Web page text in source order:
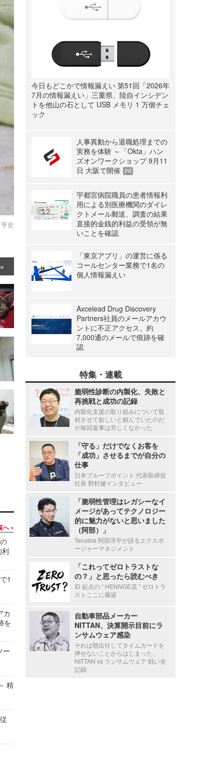
史
へ
1
カ
を
ー
精
今日もどこかで情報漏えい 第51回「2026年
7月の情報漏えい」三重県、陸自インシデン
トを他山の石として USB メモリ 1 万個チェ
ック
人事異動から退職処理までの
実務を体験 ～「Okta」ハン
ズオンワークショップ 9月11
日 大阪で開催
PR
宇都宮病院職員の患者情報利
用による別医療機関のダイレ
クトメール郵送、調査の結果
直接的金銭的利益の受領が無
いことを確認
「東京アプリ」の運営に係る
コールセンター業務で1名の
個人情報漏えい
Axcelead Drug Discovery
Partners社員のメールアカウ
ントに不正アクセス、約
7,000通のメールで痕跡を確
認
特集・連載
脆弱性診断の内製化、失敗と
再挑戦と成功の記録
内製化支援の取り組みについて取
材させて欲しいと頼んでいたのだ
が毎回返事は芳しくなかった
「守る」だけでなくお客を
「成功」させるまでが自分の
仕事
日本プルーフポイント 代表取締役
社長 野村健インタビュー
「脆弱性管理はレガシーなイ
メージがあってテクノロジー
的に魅力がないと思いました
（阿部）」
Tenable 阿部淳平が語るエクスポ
ージャーマネジメント
「これってゼロトラストな
の？」と思ったら読むべき
ID 起点の “ HENNGE流 ” ゼロトラ
ストここに爆誕
自動車部品メーカー
NITTAN、決算開示目前にラ
ンサムウェア感染
それは朝出社してタイムカードを
押せないことからはじまった。
NITTAN vs ランサムウェア 戦い全
記録